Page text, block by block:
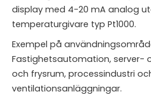
display med 4-20 mA analog
temperaturgivare typ Pt1000.
Exempel på
Fastighetsautomation, server-
och frysrum, processindustri
ventilationsanläggningar.